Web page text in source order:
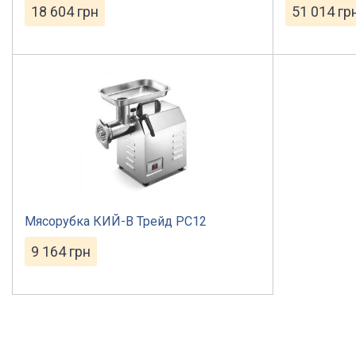
18 604грн 51 014
Мясорубка КИЙ-В Трейд PC12
9 164грн